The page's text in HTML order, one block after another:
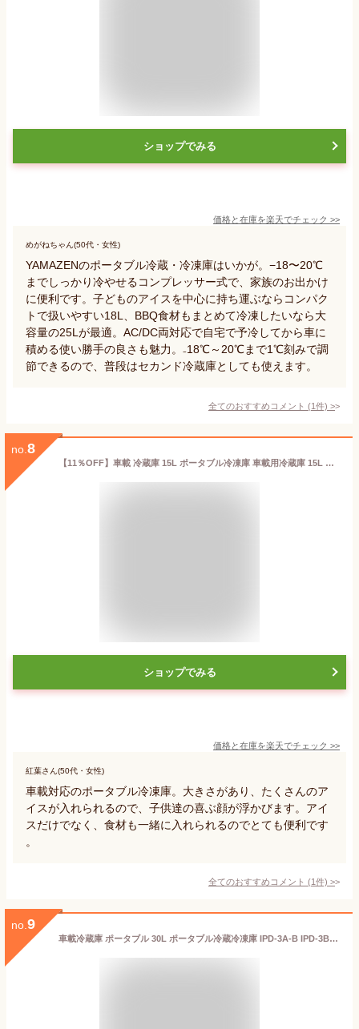
ショップでみる
価格と在庫を楽天でチェック >>
めがねちゃん(50代・女性)
YAMAZENのポータブル冷蔵・冷凍庫はいかが。−18〜20℃
までしっかり冷やせるコンプレッサー式で、家族のお出かけ
に便利です。子どものアイスを中心に持ち運ぶならコンパク
トで扱いやすい18L、BBQ食材もまとめて冷凍したいなら大
容量の25Lが最適。AC/DC両対応で自宅で予冷してから車に
積める使い勝手の良さも魅力。₋18℃～20℃まで1℃刻みで調
節できるので、普段はセカンド冷蔵庫としても使えます。
全てのおすすめコメント (1件) >
no. 8
【11％OFF】車載 冷蔵庫 15L ポータブル冷凍庫 車載用冷蔵庫 15L 冷凍庫 冷蔵冷凍庫 車 車内 車載対応冷蔵冷凍庫 PCR-15U 車載冷凍 BBQ アウトドア レジャー キャンプ 車中泊 ポータブル カーキ ブラック グレー[2607SO]
ショップでみる
価格と在庫を楽天でチェック >>
紅葉さん(50代・女性)
車載対応のポータブル冷凍庫。大きさがあり、たくさんのア
イスが入れられるので、子供達の喜ぶ顔が浮かびます。アイ
スだけでなく、食材も一緒に入れられるのでとても便利です
。
全てのおすすめコメント (1件) >
no. 9
車載冷蔵庫 ポータブル 30L ポータブル冷蔵冷凍庫 IPD-3A-B IPD-3B-W ポータブル冷蔵庫 送料無料 冷蔵庫 冷凍庫 アウトドア キャンプ バーベキュー BBQ 大容量 アイリスオーヤマ[安心延長保証対象]